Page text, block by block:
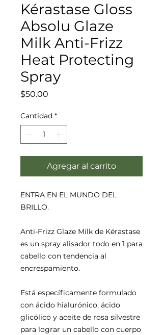
Kérastase Gloss
Absolu Glaze
Milk Anti-Frizz
Heat Protecting
Spray
$50.00
Cantidad *
Agregar al carrito
ENTRA EN EL MUNDO DEL
BRILLO.
Anti-Frizz Glaze Milk de Kérastase
es un spray alisador todo en 1 para
cabello con tendencia al
encrespamiento.
Está específicamente formulado
con ácido hialurónico, ácido
glicólico y aceite de rosa silvestre
para lograr un cabello con cuerpo